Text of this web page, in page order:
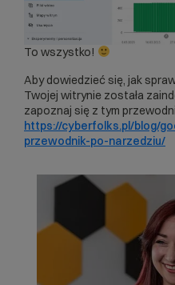
To wszystko!
Aby dowiedzieć się, jak
Twojej witrynie została
zapoznaj się z tym
https://cyberfolks.pl/blog/
przewodnik-po-narzedziu/